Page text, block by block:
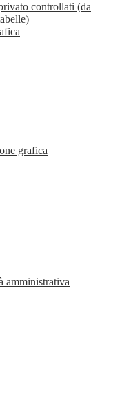
controllati (da
grafica
amministrativa